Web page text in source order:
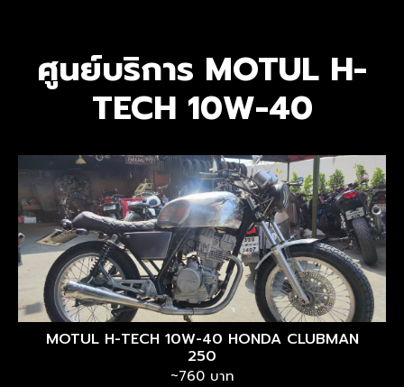
ศูนย์บริการ MOTUL H-
TECH 10W-40
MOTUL H-TECH 10W-40 HONDA CLUBMAN
250
~760 บาท